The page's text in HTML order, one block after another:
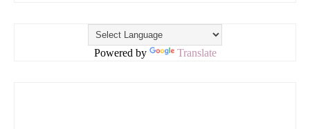
Powered by Translate